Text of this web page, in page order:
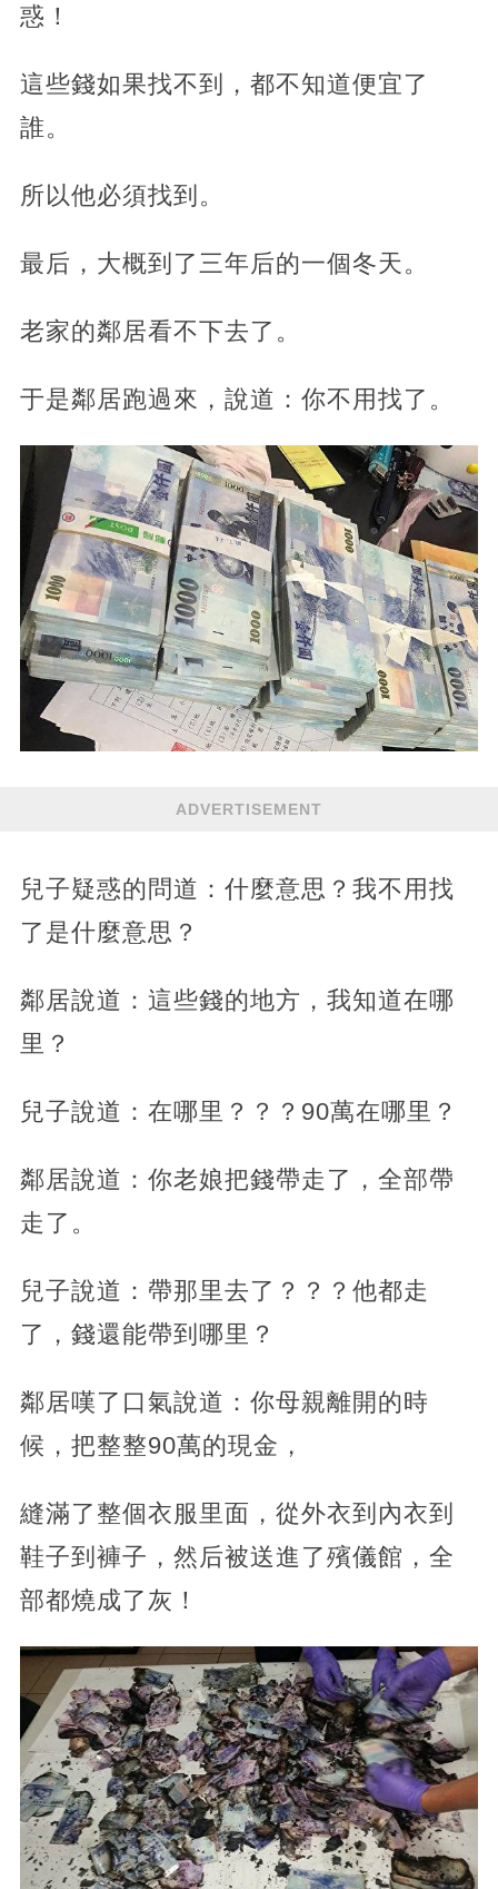
惑！
這些錢如果找不到，都不知道便宜了
誰。
所以他必須找到。
最后，大概到了三年后的一個冬天。
老家的鄰居看不下去了。
于是鄰居跑過來，說道：你不用找了。
ADVERTISEMENT
兒子疑惑的問道：什麼意思？我不用找
了是什麼意思？
鄰居說道：這些錢的地方，我知道在哪
里？
兒子說道：在哪里？？？90萬在哪里？
鄰居說道：你老娘把錢帶走了，全部帶
走了。
兒子說道：帶那里去了？？？他都走
了，錢還能帶到哪里？
鄰居嘆了口氣說道：你母親離開的時
候，把整整90萬的現金，
縫滿了整個衣服里面，從外衣到內衣到
鞋子到褲子，然后被送進了殯儀館，全
部都燒成了灰！